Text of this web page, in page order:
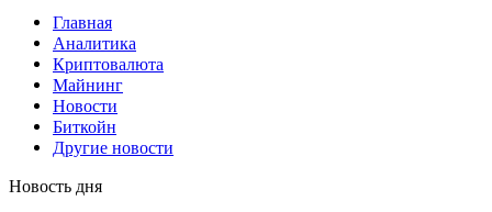
Главная
Аналитика
Криптовалюта
Майнинг
Новости
Биткойн
Другие новости
Новость дня